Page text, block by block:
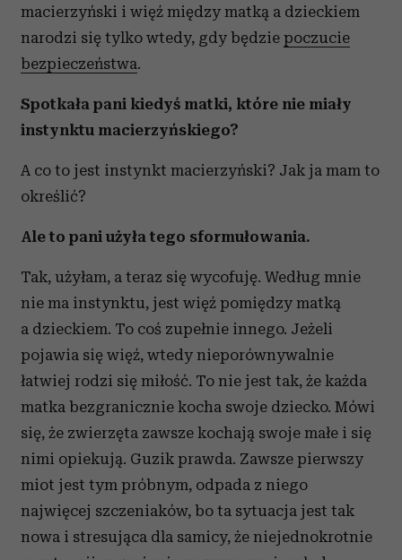
macierzyński i więź między matką a dzieckiem
narodzi się tylko wtedy, gdy będzie poczucie
bezpieczeństwa.
Spotkała pani kiedyś matki, które nie miały
instynktu macierzyńskiego?
A co to jest instynkt macierzyński? Jak ja mam to
określić?
Ale to pani użyła tego sformułowania.
Tak, użyłam, a teraz się wycofuję. Według mnie
nie ma instynktu, jest więź pomiędzy matką
a dzieckiem. To coś zupełnie innego. Jeżeli
pojawia się więź, wtedy nieporównywalnie
łatwiej rodzi się miłość. To nie jest tak, że każda
matka bezgranicznie kocha swoje dziecko. Mówi
się, że zwierzęta zawsze kochają swoje małe i się
nimi opiekują. Guzik prawda. Zawsze pierwszy
miot jest tym próbnym, odpada z niego
najwięcej szczeniaków, bo ta sytuacja jest tak
nowa i stresująca dla samicy, że niejednokrotnie